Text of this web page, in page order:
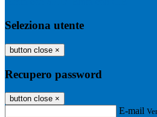
Seleziona utente
button close ×
Recupero password
button close ×
E-mail